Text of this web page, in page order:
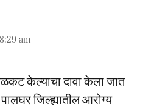
am
केल्याचा दावा केला जात
जिल्ह्यातील आरोग्य